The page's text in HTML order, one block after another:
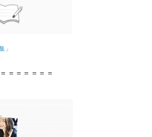
」
= = = = = =